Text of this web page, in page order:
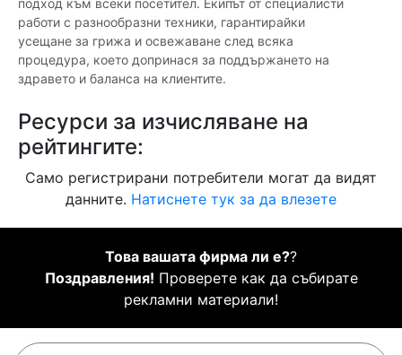
подход към всеки посетител. Екипът от специалисти
работи с разнообразни техники, гарантирайки
усещане за грижа и освежаване след всяка
процедура, което допринася за поддържането на
здравето и баланса на клиентите.
Ресурси за изчисляване на
рейтингите:
Само регистрирани потребители могат да видят
данните. Натиснете тук за да влезете
Това вашата фирма ли е??
Поздравления! Проверете как да събирате
рекламни материали!